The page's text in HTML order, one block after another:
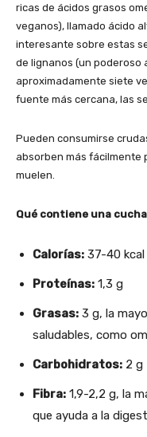
ricas de ácidos grasos
veganos), llamado ácido
interesante sobre estas
de lignanos (un poderoso
aproximadamente siete
fuente más cercana, las
Pueden consumirse
absorben más fácilmente
muelen.
Qué contiene una
Calorías: 37-40 kcal
Proteínas: 1,3 g
Grasas: 3 g, la
saludables, como
Carbohidratos: 2 g
Fibra: 1,9-2,2 g, la
que ayuda a la